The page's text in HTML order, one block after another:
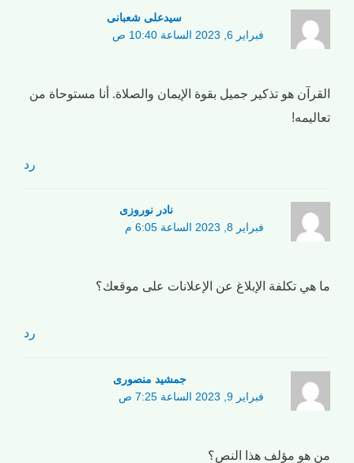
سیدعلی شعبانی
فبراير 6, 2023 الساعة 10:40 ص
القرآن هو تذكير جميل بقوة الإيمان والصلاة. أنا مستوحاة من
تعاليمه!
رد
نادر نوروزی
فبراير 8, 2023 الساعة 6:05 م
ما هي تكلفة الإبلاغ عن الإعلانات على موقعك؟
رد
جمشید منصوری
فبراير 9, 2023 الساعة 7:25 ص
من هو مؤلف هذا النص؟